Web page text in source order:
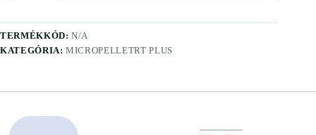
TERMÉKKÓD:N/A
KATEGÓRIA:MICROPELLETRT PLUS